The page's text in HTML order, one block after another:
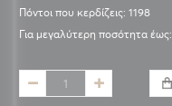
Πόντοι που κερδίζεις: 1198
Για μεγαλύτερη ποσότητα έως: